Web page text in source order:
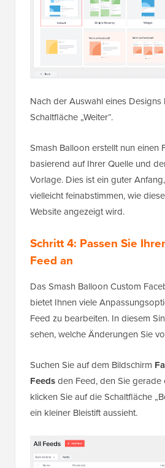
Nach der Auswahl eines
Schaltfläche „Weiter“.
Smash Balloon erstellt nun einen
basierend auf Ihrer Quelle und
Vorlage. Dies ist ein guter
vielleicht feinabstimmen, wie
Website angezeigt wird.
Schritt 4: Passen Sie
Feed an
Das Smash Balloon Custom
bietet Ihnen viele
Feed zu bearbeiten. In diesem
sehen, welche Änderungen Sie
Suchen Sie auf dem Bildschirm
Feedsden Feed, den Sie gerade
klicken Sie auf die Schaltfläche
ein kleiner Bleistift aussieht.